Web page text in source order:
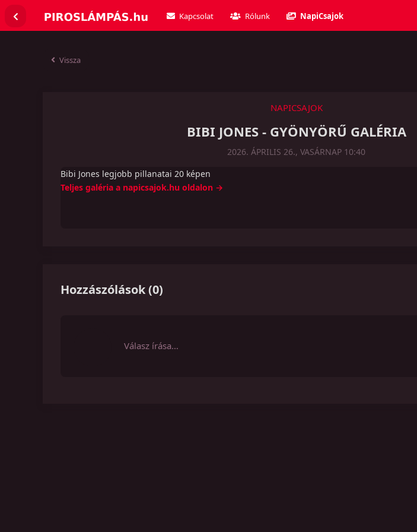
Kapcsolat Rólunk NapiCsajok
Vissza
NAPICSAJOK
BIBI JONES - GYÖNYÖRŰ GALÉRIA
2026. ÁPRILIS 26., VASÁRNAP 10:40
Bibi Jones legjobb pillanatai 20 képen
Teljes galéria a napicsajok.hu oldalon →
Hozzászólások(0)
Válasz írása…